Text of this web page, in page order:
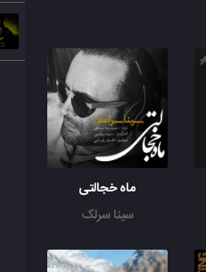
ماه خجالتی
سینا سرلک